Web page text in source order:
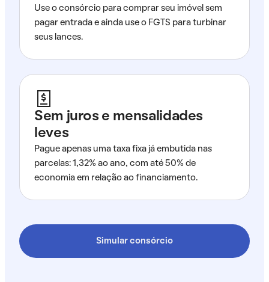
Use o consórcio para comprar seu imóvel sem
pagar entrada e ainda use o FGTS para turbinar
seus lances.
Sem juros e mensalidades
leves
Pague apenas uma taxa fixa já embutida nas
parcelas: 1,32% ao ano, com até 50% de
economia em relação ao financiamento.
Simular consórcio